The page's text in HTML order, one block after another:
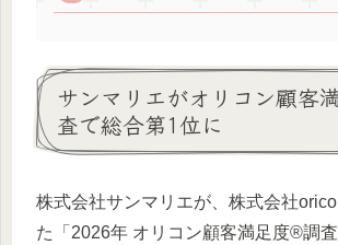
サンマリエがオリコン顧客
査で総合第1位に
株式会社サンマリエが、株式会社
た「2026年 オリコン顧客満足度®調査